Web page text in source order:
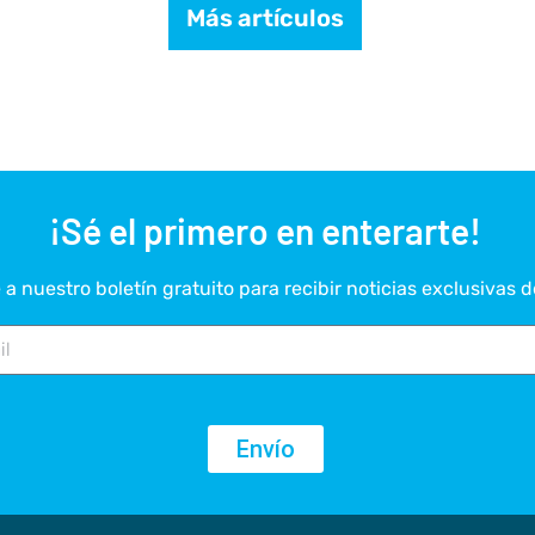
Más artículos
¡Sé el primero en enterarte!
a nuestro boletín gratuito para recibir noticias exclusivas
Envío